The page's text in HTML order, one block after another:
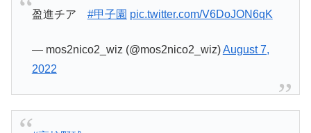
盈進チア #甲子園 pic.twitter.com/V6DoJON6qK
— mos2nico2_wiz (@mos2nico2_wiz)August 7,
2022